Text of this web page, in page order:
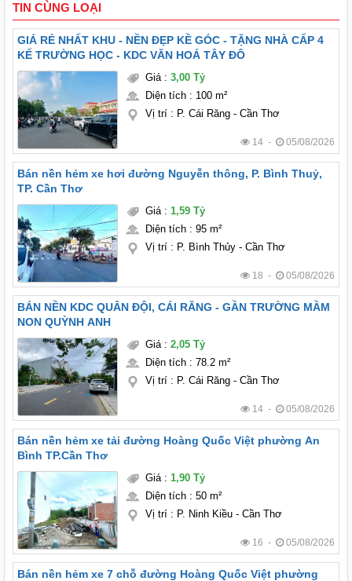
TIN CÙNG LOẠI
GIÁ RẺ NHẤT KHU - NỀN ĐẸP KỀ GÓC - TẶNG NHÀ CẤP 4
KẾ TRƯỜNG HỌC - KDC VĂN HOÁ TÂY ĐÔ
Giá: 3,00 Tỷ
Diện tích: 100 m²
Vị trí: P. Cái Răng - Cần Thơ
14 - 05/08/2026
Bán nền hẻm xe hơi đường Nguyễn thông, P. Bình Thuỷ,
TP. Cần Thơ
Giá: 1,59 Tỷ
Diện tích: 95 m²
Vị trí: P. Bình Thủy - Cần Thơ
18 - 05/08/2026
BÁN NỀN KDC QUÂN ĐỘI, CÁI RĂNG - GẦN TRƯỜNG MẦM
NON QUỲNH ANH
Giá: 2,05 Tỷ
Diện tích: 78.2 m²
Vị trí: P. Cái Răng - Cần Thơ
14 - 05/08/2026
Bán nền hẻm xe tải đường Hoàng Quốc Việt phường An
Bình TP.Cần Thơ
Giá: 1,90 Tỷ
Diện tích: 50 m²
Vị trí: P. Ninh Kiều - Cần Thơ
16 - 05/08/2026
Bán nền hẻm xe 7 chỗ đường Hoàng Quốc Việt phường